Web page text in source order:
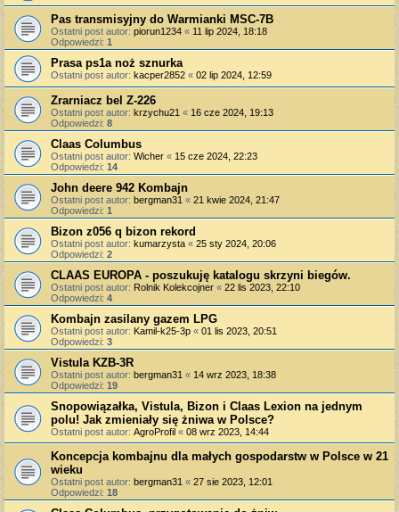
Pas transmisyjny do Warmianki MSC-7B
Ostatni post autor: piorun1234 « 11 lip 2024, 18:18
Odpowiedzi: 1
Prasa ps1a noż sznurka
Ostatni post autor: kacper2852 « 02 lip 2024, 12:59
Zrarniacz bel Z-226
Ostatni post autor: krzychu21 « 16 cze 2024, 19:13
Odpowiedzi: 8
Claas Columbus
Ostatni post autor: Wicher « 15 cze 2024, 22:23
Odpowiedzi: 14
John deere 942 Kombajn
Ostatni post autor: bergman31 « 21 kwie 2024, 21:47
Odpowiedzi: 1
Bizon z056 q bizon rekord
Ostatni post autor: kumarzysta « 25 sty 2024, 20:06
Odpowiedzi: 2
CLAAS EUROPA - poszukuję katalogu skrzyni biegów.
Ostatni post autor: Rolnik Kolekcojner « 22 lis 2023, 22:10
Odpowiedzi: 4
Kombajn zasilany gazem LPG
Ostatni post autor: Kamil-k25-3p « 01 lis 2023, 20:51
Odpowiedzi: 3
Vistula KZB-3R
Ostatni post autor: bergman31 « 14 wrz 2023, 18:38
Odpowiedzi: 19
Snopowiązałka, Vistula, Bizon i Claas Lexion na jednym
polu! Jak zmieniały się żniwa w Polsce?
Ostatni post autor: AgroProfil « 08 wrz 2023, 14:44
Koncepcja kombajnu dla małych gospodarstw w Polsce w 21
wieku
Ostatni post autor: bergman31 « 27 sie 2023, 12:01
Odpowiedzi: 18